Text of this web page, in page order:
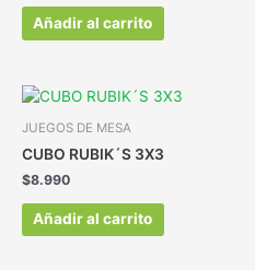
Añadir al carrito
JUEGOS DE MESA
CUBO RUBIK´S 3X3
$8.990
Añadir al carrito